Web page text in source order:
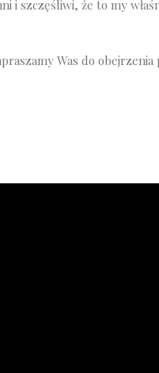
i szczęśliwi, że to my
Was do